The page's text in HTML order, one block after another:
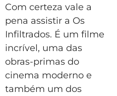
Com certeza vale a
pena assistir a Os
Infiltrados. É um filme
incrível, uma das
obras-primas do
cinema moderno e
também um dos